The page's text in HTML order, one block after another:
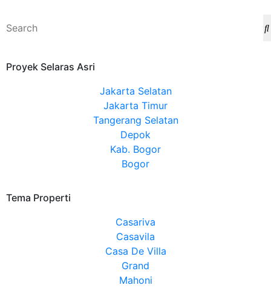
Proyek Selaras Asri
Jakarta Selatan
Jakarta Timur
Tangerang Selatan
Depok
Kab. Bogor
Bogor
Tema Properti
Casariva
Casavila
Casa De Villa
Grand
Mahoni